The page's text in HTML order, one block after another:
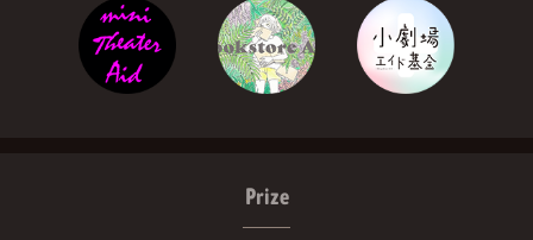
Prize